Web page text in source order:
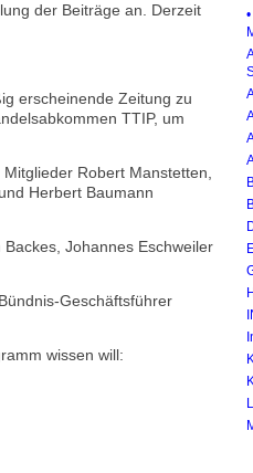
der Beiträge an. Derzeit
erscheinende Zeitung zu
TTIP, um
Robert Manstetten,
Herbert Baumann
Johannes Eschweiler
Geschäftsführer
wissen will: